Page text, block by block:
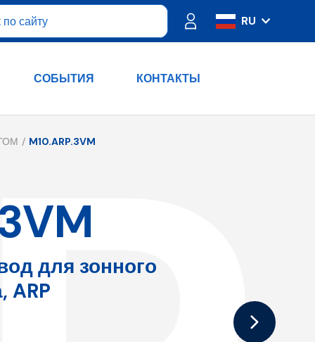
RU
IT
PT
СОБЫТИЯ КОНТАКТЫ
M10.ARP.3VM
для зонного
ARP